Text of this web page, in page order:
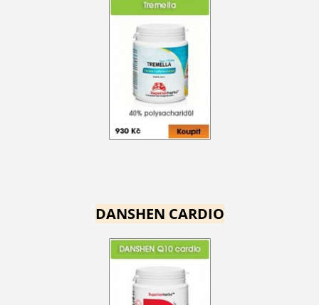
DANSHEN CARDIO